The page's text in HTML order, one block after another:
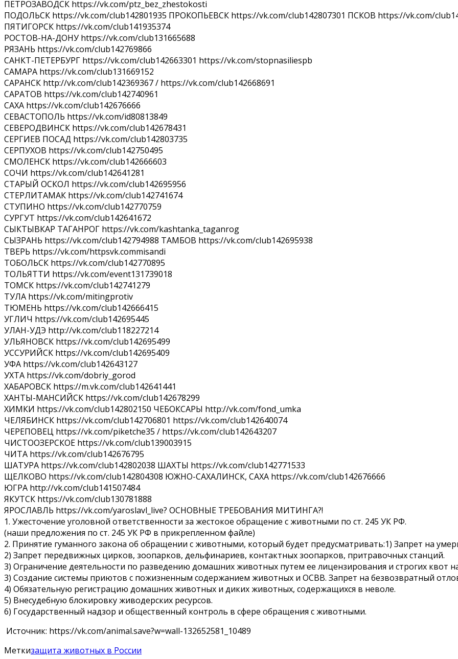
ПЕТРОЗАВОДСК https://vk.com/ptz_bez_zhestokosti
ПОДОЛЬСК https://vk.com/club142801935 ПРОКОПЬЕВСК https://vk.com/club142807301 ПСКОВ https://vk.com/
ПЯТИГОРСК https://vk.com/club141935374
РОСТОВ-НА-ДОНУ https://vk.com/club131665688
РЯЗАНЬ https://vk.com/club142769866
САНКТ-ПЕТЕРБУРГ https://vk.com/club142663301 https://vk.com/stopnasiliespb
САМАРА https://vk.com/club131669152
САРАНСК http://vk.com/club142369367 / https://vk.com/club142668691
САРАТОВ https://vk.com/club142740961
САХА https://vk.com/club142676666
СЕВАСТОПОЛЬ https://vk.com/id80813849
СЕВЕРОДВИНСК https://vk.com/club142678431
СЕРГИЕВ ПОСАД https://vk.com/club142803735
СЕРПУХОВ https://vk.com/club142750495
СМОЛЕНСК https://vk.com/club142666603
СОЧИ https://vk.com/club142641281
СТАРЫЙ ОСКОЛ https://vk.com/club142695956
СТЕРЛИТАМАК https://vk.com/club142741674
СТУПИНО https://vk.com/club142770759
СУРГУТ https://vk.com/club142641672
СЫКТЫВКАР ТАГАНРОГ https://vk.com/kashtanka_taganrog
СЫЗРАНЬ https://vk.com/club142794988 ТАМБОВ https://vk.com/club142695938
ТВЕРЬ https://vk.com/httpsvk.commisandi
ТОБОЛЬСК https://vk.com/club142770895
ТОЛЬЯТТИ https://vk.com/event131739018
ТОМСК https://vk.com/club142741279
ТУЛА https://vk.com/mitingprotiv
ТЮМЕНЬ https://vk.com/club142666415
УГЛИЧ https://vk.com/club142695445
УЛАН-УДЭ http://vk.com/club118227214
УЛЬЯНОВСК https://vk.com/club142695499
УССУРИЙСК https://vk.com/club142695409
УФА https://vk.com/club142643127
УХТА https://vk.com/dobriy_gorod
ХАБАРОВСК https://m.vk.com/club142641441
ХАНТЫ-МАНСИЙСК https://vk.com/club142678299
ХИМКИ https://vk.com/club142802150 ЧЕБОКСАРЫ http://vk.com/fond_umka
ЧЕЛЯБИНСК https://vk.com/club142706801 https://vk.com/club142640074
ЧЕРЕПОВЕЦ https://vk.com/piketche35 / https://vk.com/club142643207
ЧИСТООЗЕРСКОЕ https://vk.com/club139003915
ЧИТА https://vk.com/club142676795
ШАТУРА https://vk.com/club142802038 ШАХТЫ https://vk.com/club142771533
ЩЕЛКОВО https://vk.com/club142804308 ЮЖНО-САХАЛИНСК, САХА https://vk.com/club142676666
ЮГРА http://vk.com/club141507484
ЯКУТСК https://vk.com/club130781888
ЯРОСЛАВЛЬ https://vk.com/yaroslavl_live? ОСНОВНЫЕ ТРЕБОВАНИЯ МИТИНГА?!
1. Ужесточение уголовной ответственности за жестокое обращение с животными по ст. 245 УК РФ.
(наши предложения по ст. 245 УК РФ в прикрепленном файле)
2. Принятие гуманного закона об обращении с животными, который будет предусматривать:1) Запрет на
2) Запрет передвижных цирков, зоопарков, дельфинариев, контактных зоопарков, притравочных станций.
3) Ограничение деятельности по разведению домашних животных путем ее лицензирования и строгих квот
3) Создание системы приютов с пожизненным содержанием животных и ОСВВ. Запрет на безвозвратный
4) Обязательную регистрацию домашних животных и диких животных, содержащихся в неволе.
5) Внесудебную блокировку живодерских ресурсов.
6) Государственный надзор и общественный контроль в сфере обращения с животными.
Источник: https://vk.com/animal.save?w=wall-132652581_10489
Меткизащита животных в России